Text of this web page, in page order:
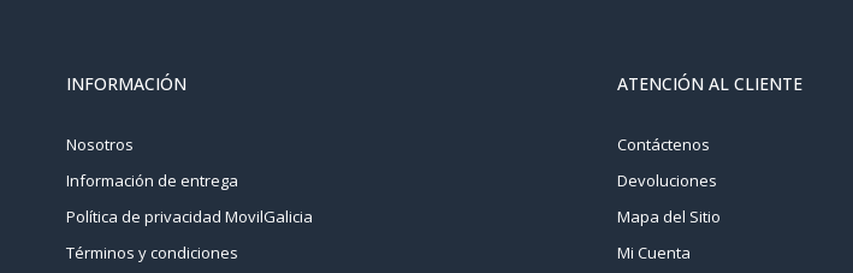
INFORMACIÓN
Nosotros
Información de entrega
Política de privacidad MovilGalicia
Términos y condiciones
ATENCIÓN AL CLIENTE
Contáctenos
Devoluciones
Mapa del Sitio
Mi Cuenta